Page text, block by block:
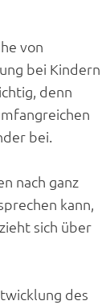
von
bei Kindern
denn
bei.
nach ganz
kann,
sich über
des